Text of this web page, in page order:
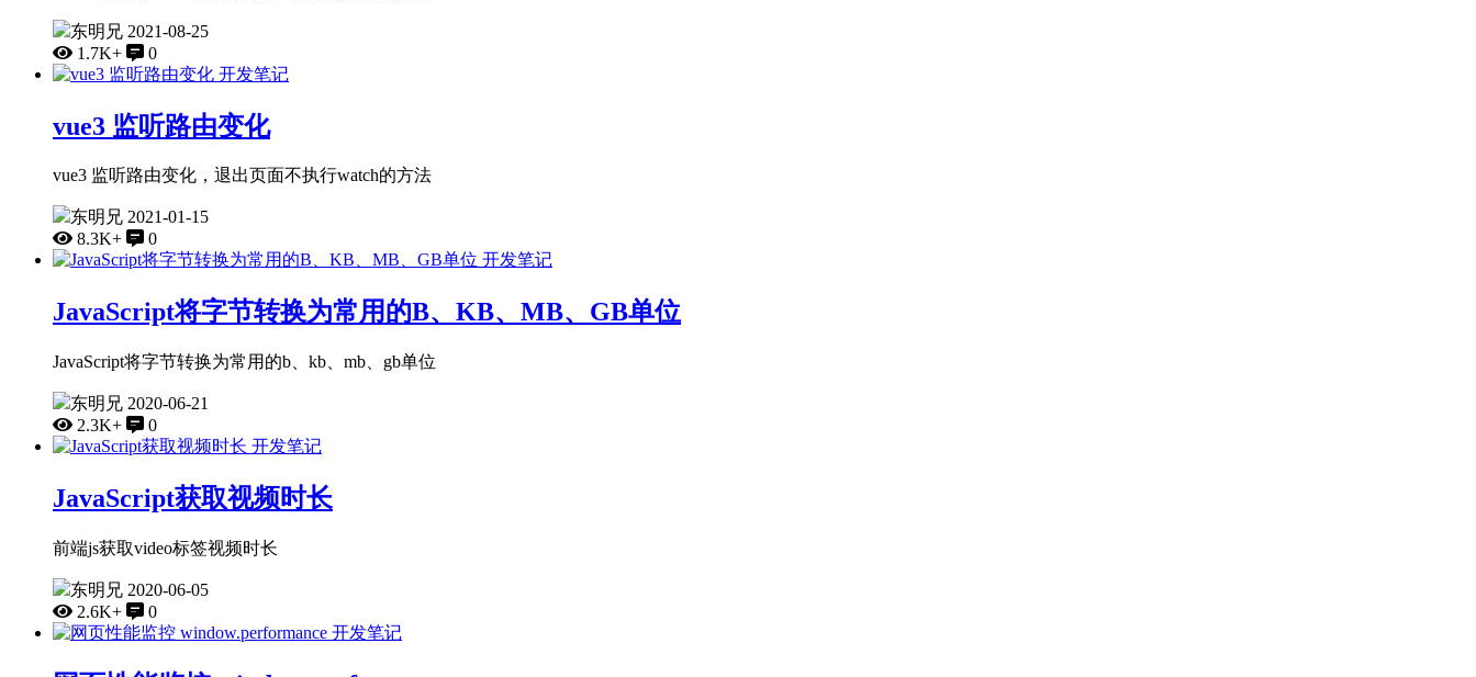
东明兄 2021-08-25
1.7K+
0
开发笔记
vue3 监听路由变化
vue3 监听路由变化，退出页面不执行watch的方法
东明兄 2021-01-15
8.3K+
0
开发笔记
JavaScript将字节转换为常用的B、KB、MB、GB单位
JavaScript将字节转换为常用的b、kb、mb、gb单位
东明兄 2020-06-21
2.3K+
0
开发笔记
JavaScript获取视频时长
前端js获取video标签视频时长
东明兄 2020-06-05
2.6K+
0
开发笔记